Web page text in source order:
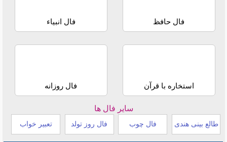
فال حافظ فال انبیاء
استخاره با قرآن فال روزانه
سایر فال ها
طالع بینی هندی فال چوب فال روز تولد تعبیر خواب